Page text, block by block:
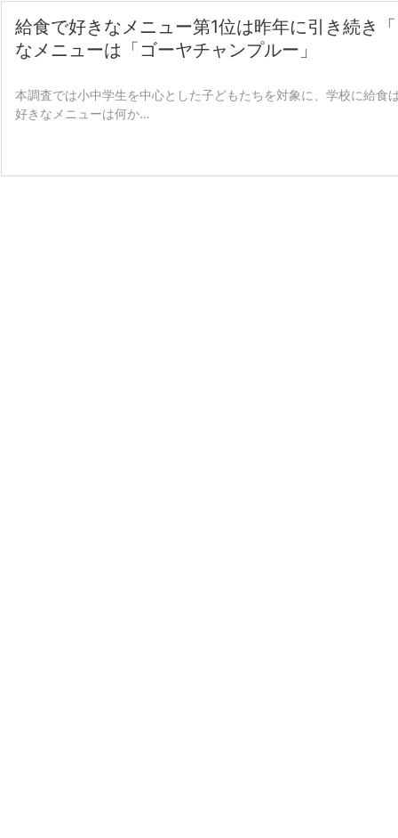
給食で好きなメニュー第1位は昨年に引き続き
なメニューは「ゴーヤチャンプルー」
本調査では小中学生を中心とした子どもたちを対象に、学校に給食
好きなメニューは何か…